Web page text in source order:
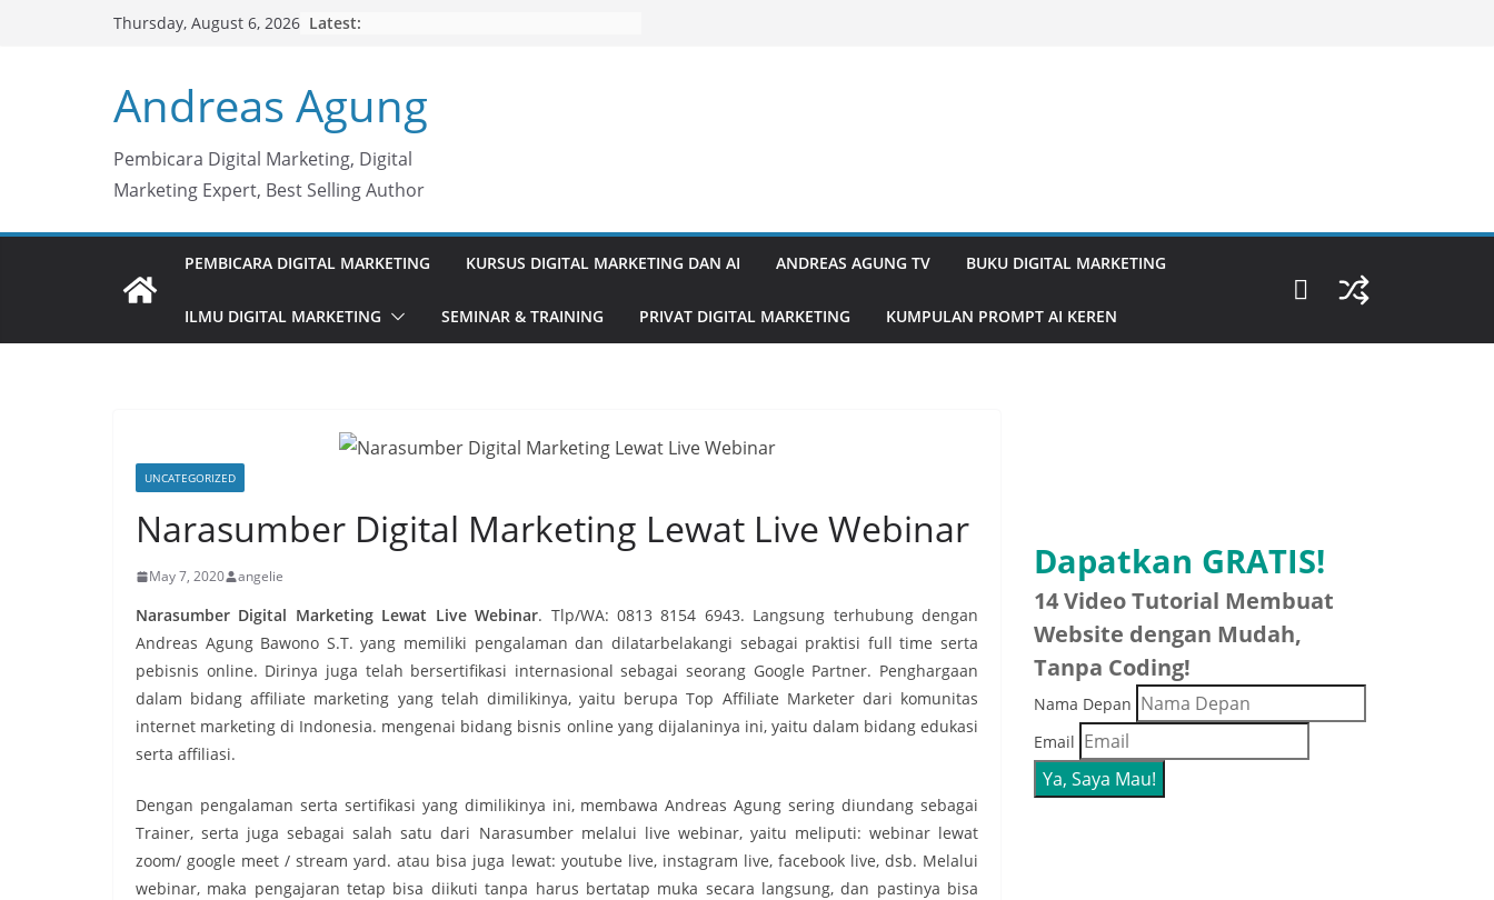
Thursday, August 6, 2026 Latest:
Andreas Agung
Pembicara Digital Marketing, Digital
Marketing Expert, Best Selling Author
PEMBICARA DIGITAL MARKETING KURSUS DIGITAL MARKETING DAN AI ANDREAS AGUNG TV BUKU DIGITAL MARKETING
ILMU DIGITAL MARKETING SEMINAR & TRAINING PRIVAT DIGITAL MARKETING KUMPULAN PROMPT AI KEREN
UNCATEGORIZED
Narasumber Digital Marketing Lewat Live Webinar
May 7, 2020 angelie
Narasumber Digital Marketing Lewat Live Webinar. Tlp/WA: 0813 8154 6943. Langsung terhubung dengan
Andreas Agung Bawono S.T. yang memiliki pengalaman dan dilatarbelakangi sebagai praktisi full time serta
pebisnis online. Dirinya juga telah bersertifikasi internasional sebagai seorang Google Partner. Penghargaan
dalam bidang affiliate marketing yang telah dimilikinya, yaitu berupa Top Affiliate Marketer dari komunitas
internet marketing di Indonesia. mengenai bidang bisnis online yang dijalaninya ini, yaitu dalam bidang edukasi
serta affiliasi.
Dengan pengalaman serta sertifikasi yang dimilikinya ini, membawa Andreas Agung sering diundang sebagai
Trainer, serta juga sebagai salah satu dari Narasumber melalui live webinar, yaitu meliputi: webinar lewat
zoom/ google meet / stream yard. atau bisa juga lewat: youtube live, instagram live, facebook live, dsb. Melalui
webinar, maka pengajaran tetap bisa diikuti tanpa harus bertatap muka secara langsung, dan pastinya bisa
Dapatkan GRATIS!
14 Video Tutorial Membuat
Website dengan Mudah,
Tanpa Coding!
Nama Depan
Email